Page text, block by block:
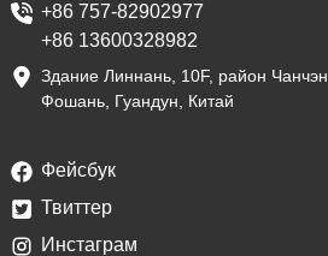
+86 757-82902977
+86 13600328982
Здание Линнань, 10F, район Чанчэн,
Фошань, Гуандун, Китай
Фейсбук
Твиттер
Инстаграм